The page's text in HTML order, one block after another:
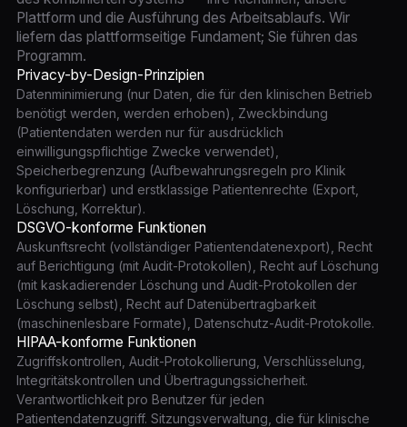
Plattform und die Ausführung des Arbeitsablaufs. Wir
liefern das plattformseitige Fundament; Sie führen das
Programm.
Privacy-by-Design-Prinzipien
Datenminimierung (nur Daten, die für den klinischen Betrieb
benötigt werden, werden erhoben), Zweckbindung
(Patientendaten werden nur für ausdrücklich
einwilligungspflichtige Zwecke verwendet),
Speicherbegrenzung (Aufbewahrungsregeln pro Klinik
konfigurierbar) und erstklassige Patientenrechte (Export,
Löschung, Korrektur).
DSGVO-konforme Funktionen
Auskunftsrecht (vollständiger Patientendatenexport), Recht
auf Berichtigung (mit Audit-Protokollen), Recht auf Löschung
(mit kaskadierender Löschung und Audit-Protokollen der
Löschung selbst), Recht auf Datenübertragbarkeit
(maschinenlesbare Formate), Datenschutz-Audit-Protokolle.
HIPAA-konforme Funktionen
Zugriffskontrollen, Audit-Protokollierung, Verschlüsselung,
Integritätskontrollen und Übertragungssicherheit.
Verantwortlichkeit pro Benutzer für jeden
Patientendatenzugriff. Sitzungsverwaltung, die für klinische